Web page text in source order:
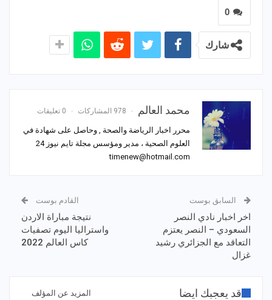
0
شارك
محمد العالم 978 المشاركات 0 تعليقات
محرر اخبار الرياضة والصحة , وحاصل على شهادة في
العلوم الصحية ، مدير ومؤسس مجلة تايم نيوز 24
timenew@hotmail.com
السابق بوست
اخر اخبار نادي النصر
السعودي – النصر يعتزم
التعاقد مع الجزائري رشيد
غزال
القادم بوست
نتيجة مباراة الاردن
واستراليا اليوم تصفيات
كاس العالم 2022
قد يعجبك ايضا المزيد عن المؤلف